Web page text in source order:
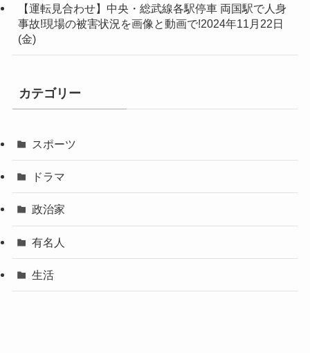
【運転見合わせ】中央・総武線各駅停車 両国駅で人身
事故!現場の被害状況を画像と動画で!2024年11月22日
(金)
カテゴリー
スポーツ
ドラマ
政治家
有名人
生活